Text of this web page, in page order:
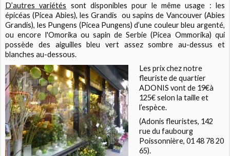
D’autres variétés sont disponibles pour le même usage : les
épicéas (Picea Abies), les Grandis ou sapins de Vancouver (Abies
Grandis), les Pungens (Picea Pungens) d’une couleur bleu argenté,
ou encore l'Omorika ou sapin de Serbie (Picea Ommorika) qui
possède des aiguilles bleu vert assez sombre au-dessus et
blanches au-dessous.
Les prix chez notre
fleuriste de quartier
ADONIS vont de 19€à
125€ selon la taille et
l’espèce.
(Adonis fleuristes, 142
rue du faubourg
Poissonnière, 01 48 78 20
65).